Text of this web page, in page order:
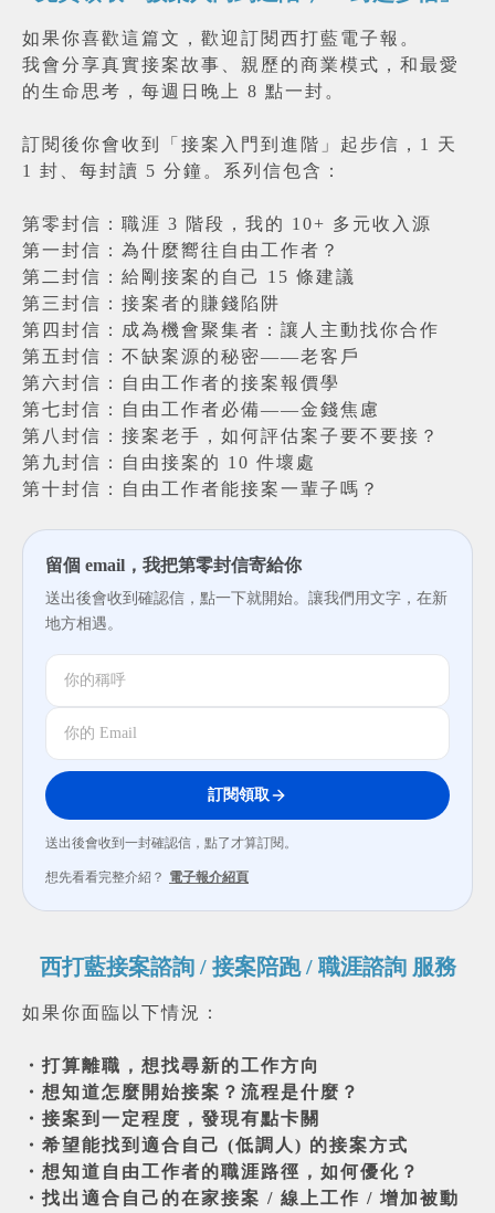
如果你喜歡這篇文，歡迎訂閱西打藍電子報。
我會分享真實接案故事、親歷的商業模式，和最愛
的生命思考，每週日晚上 8 點一封。
訂閱後你會收到「接案入門到進階」起步信，1 天
1 封、每封讀 5 分鐘。系列信包含：
第零封信：職涯 3 階段，我的 10+ 多元收入源
第一封信：為什麼嚮往自由工作者？
第二封信：給剛接案的自己 15 條建議
第三封信：接案者的賺錢陷阱
第四封信：成為機會聚集者：讓人主動找你合作
第五封信：不缺案源的秘密——老客戶
第六封信：自由工作者的接案報價學
第七封信：自由工作者必備——金錢焦慮
第八封信：接案老手，如何評估案子要不要接？
第九封信：自由接案的 10 件壞處
第十封信：自由工作者能接案一輩子嗎？
留個 email，我把第零封信寄給你
送出後會收到確認信，點一下就開始。讓我們用文字，在新
地方相遇。
訂閱領取
送出後會收到一封確認信，點了才算訂閱。
想先看看完整介紹？ 電子報介紹頁
西打藍接案諮詢 / 接案陪跑 / 職涯諮詢 服務
如果你面臨以下情況：
・打算離職，想找尋新的工作方向
・想知道怎麼開始接案？流程是什麼？
・接案到一定程度，發現有點卡關
・希望能找到適合自己 (低調人) 的接案方式
・想知道自由工作者的職涯路徑，如何優化？
・找出適合自己的在家接案 / 線上工作 / 增加被動